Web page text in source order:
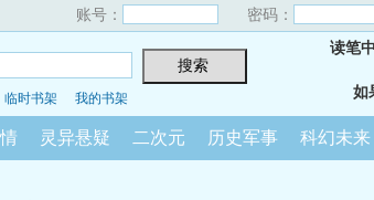
账号： 密码：
临时书架 我的书架
读笔
如
灵异悬疑 二次元 历史军事 科幻未来